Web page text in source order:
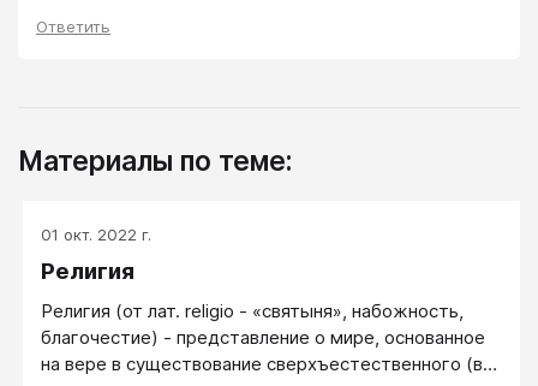
Ответить
Материалы по теме:
01 окт. 2022 г.
Религия
Религия (от лат. religio - «святыня», набожность,
благочестие) - представление о мире, основанное
на вере в существование сверхъестественного (в